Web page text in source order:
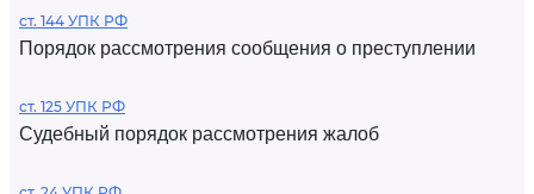
ст. 144 УПК РФ
Порядок рассмотрения сообщения о преступлении
ст. 125 УПК РФ
Судебный порядок рассмотрения жалоб